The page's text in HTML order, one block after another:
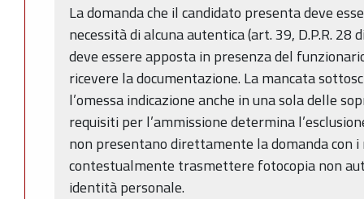
La domanda che il candidato presenta deve
necessità di alcuna autentica (art. 39, D.P.R.
deve essere apposta in presenza del
ricevere la documentazione. La mancata
l’omessa indicazione anche in una sola delle
requisiti per l’ammissione determina
non presentano direttamente la domanda con
contestualmente trasmettere fotocopia non
identità personale.